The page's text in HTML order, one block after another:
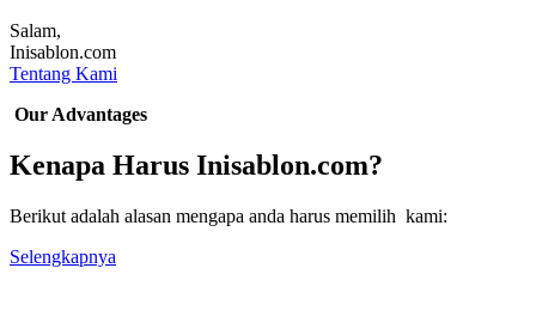
Salam,
Inisablon.com
Tentang Kami
Our Advantages
Kenapa Harus Inisablon.com?
Berikut adalah alasan mengapa anda harus memilih kami:
Selengkapnya